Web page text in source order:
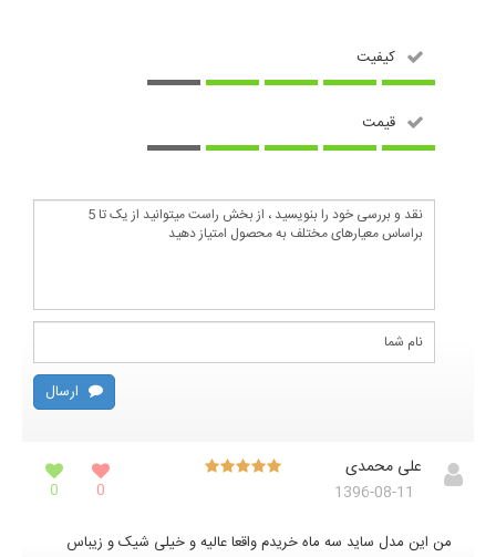
کیفیت
قیمت
ارسال
علی محمدی
1396-08-11
0
0
من این مدل ساید سه ماه خریدم واقعا عالیه و خیلی شیک و زیباس